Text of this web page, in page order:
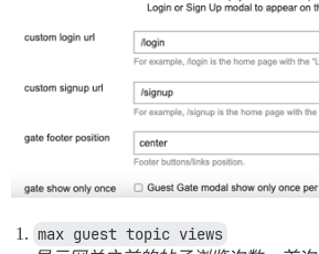
max guest topic views